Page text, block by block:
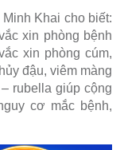
Khai cho biết:
xin phòng bệnh
xin phòng cúm,
đậu, viêm màng
rubella giúp cộng
cơ mắc bệnh,